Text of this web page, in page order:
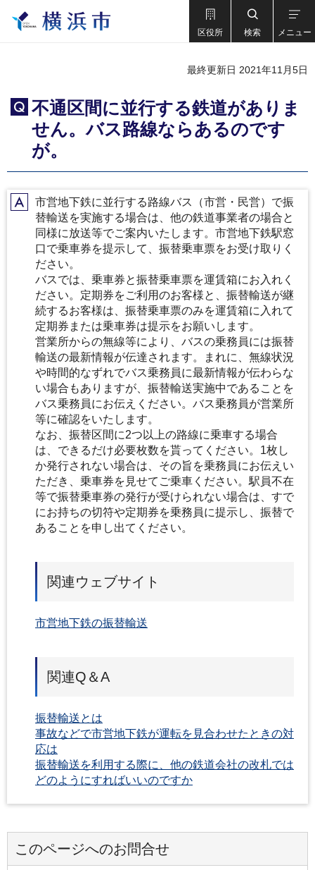
区役所 検索 メニュー
最終更新日 2021年11月5日
Q
不通区間に並行する鉄道がありま
せん。バス路線ならあるのです
が。
A市営地下鉄に並行する路線バス（市営・民営）で振
替輸送を実施する場合は、他の鉄道事業者の場合と
同様に放送等でご案内いたします。市営地下鉄駅窓
口で乗車券を提示して、振替乗車票をお受け取りく
ださい。
バスでは、乗車券と振替乗車票を運賃箱にお入れく
ださい。定期券をご利用のお客様と、振替輸送が継
続するお客様は、振替乗車票のみを運賃箱に入れて
定期券または乗車券は提示をお願いします。
営業所からの無線等により、バスの乗務員には振替
輸送の最新情報が伝達されます。まれに、無線状況
や時間的なずれでバス乗務員に最新情報が伝わらな
い場合もありますが、振替輸送実施中であることを
バス乗務員にお伝えください。バス乗務員が営業所
等に確認をいたします。
なお、振替区間に2つ以上の路線に乗車する場合
は、できるだけ必要枚数を貰ってください。1枚し
か発行されない場合は、その旨を乗務員にお伝えい
ただき、乗車券を見せてご乗車ください。駅員不在
等で振替乗車券の発行が受けられない場合は、すで
にお持ちの切符や定期券を乗務員に提示し、振替で
あることを申し出てください。
関連ウェブサイト
市営地下鉄の振替輸送
関連Q＆A
振替輸送とは
事故などで市営地下鉄が運転を見合わせたときの対
応は
振替輸送を利用する際に、他の鉄道会社の改札では
どのようにすればいいのですか
このページへのお問合せ